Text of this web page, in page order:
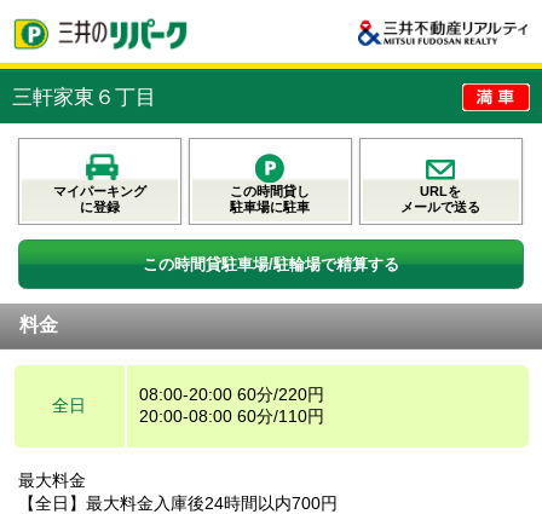
三軒家東６丁目
マイパーキング
に登録
この時間貸し
駐車場に駐車
URLを
メールで送る
この時間貸駐車場/駐輪場で精算する
料金
全日
08:00-20:00 60分/220円
20:00-08:00 60分/110円
最大料金
【全日】最大料金入庫後24時間以内700円